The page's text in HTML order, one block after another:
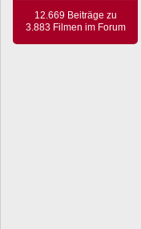
12.669 Beiträge zu
3.883 Filmen im Forum